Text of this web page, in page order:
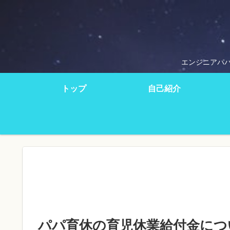
エンジニアパ
トップ 自己紹介
パパ育休の育児休業給付金に